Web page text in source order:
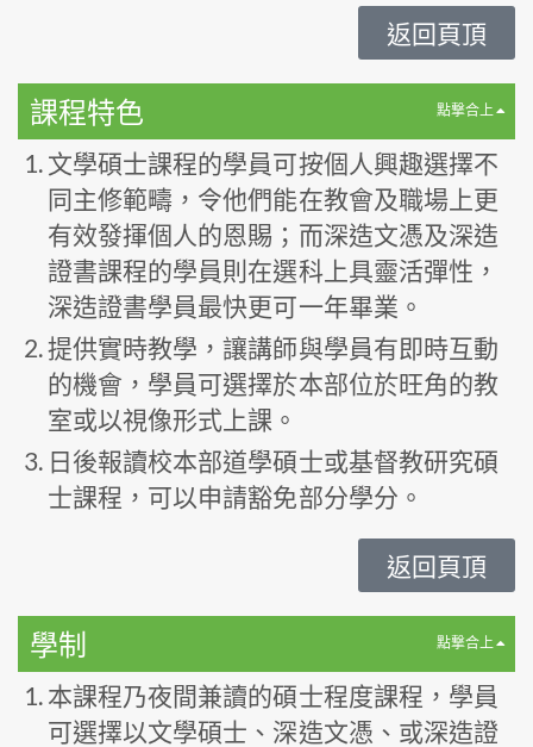
返回頁頂
課程特色 點撃合上
文學碩士課程的學員可按個人興趣選擇不
同主修範疇，令他們能在教會及職場上更
有效發揮個人的恩賜；而深造文憑及深造
證書課程的學員則在選科上具靈活彈性，
深造證書學員最快更可一年畢業。
提供實時教學，讓講師與學員有即時互動
的機會，學員可選擇於本部位於旺角的教
室或以視像形式上課。
日後報讀校本部道學碩士或基督教研究碩
士課程，可以申請豁免部分學分。
返回頁頂
學制 點撃合上
本課程乃夜間兼讀的碩士程度課程，學員
可選擇以文學碩士、深造文憑、或深造證